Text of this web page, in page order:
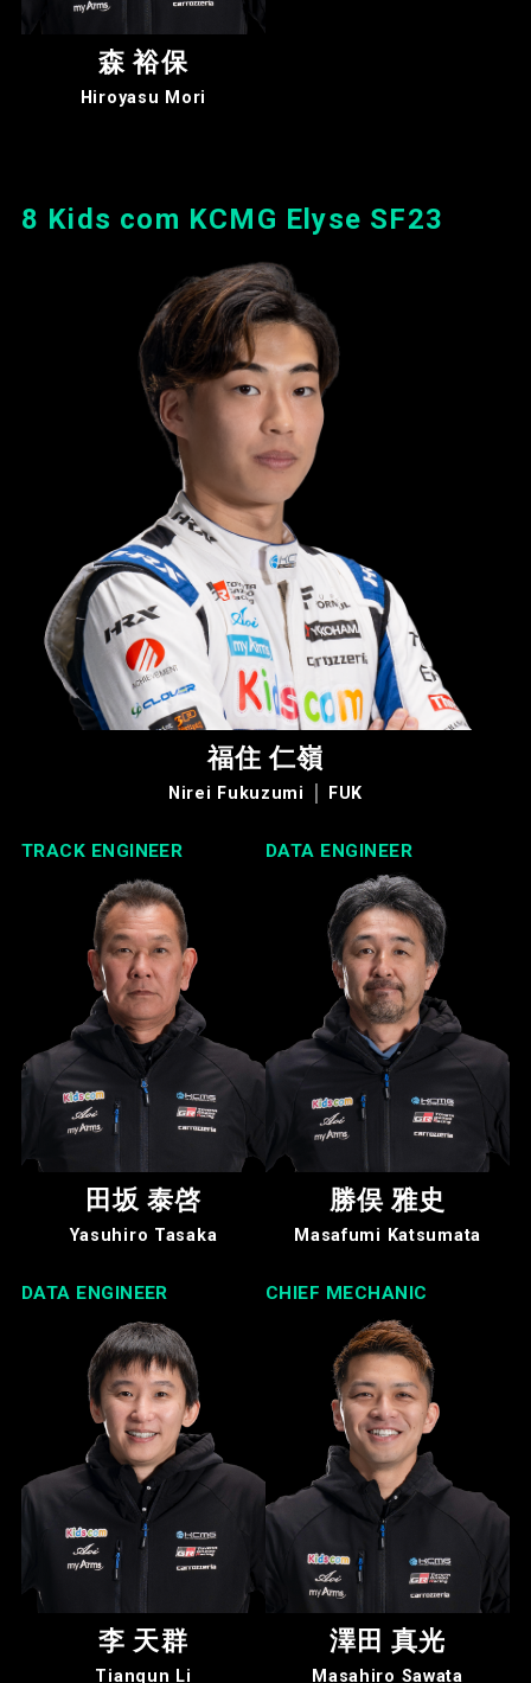
森 裕保
Hiroyasu Mori
8 Kids com KCMG Elyse SF23
福住 仁嶺
Nirei Fukuzumi │ FUK
TRACK ENGINEER
田坂 泰啓
Yasuhiro Tasaka
DATA ENGINEER
勝俣 雅史
Masafumi Katsumata
DATA ENGINEER
李 天群
Tianqun Li
CHIEF MECHANIC
澤田 真光
Masahiro Sawata